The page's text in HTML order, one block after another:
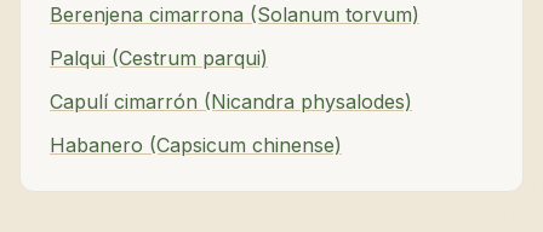
Berenjena cimarrona (Solanum torvum)
Palqui (Cestrum parqui)
Capulí cimarrón (Nicandra physalodes)
Habanero (Capsicum chinense)